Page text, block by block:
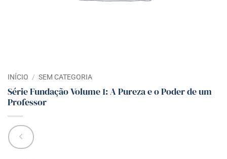
INÍCIO / SEM CATEGORIA
Série Fundação Volume 1: A Pureza e o Poder de um
Professor